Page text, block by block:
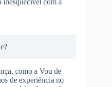
como a Vou de
de experiência no